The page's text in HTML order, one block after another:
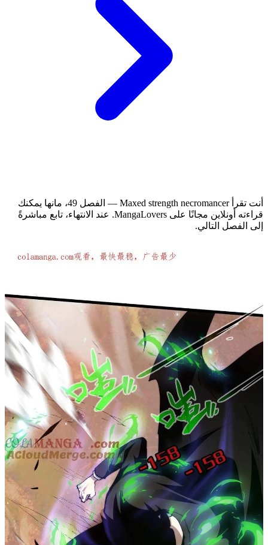
أنت تقرأ Maxed strength necromancer — الفصل 49، مانها يمكنك
قراءته أونلاين مجانًا على MangaLovers.
عند الانتهاء، تابع مباشرةً
إلى الفصل التالي.